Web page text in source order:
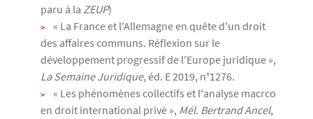
paru à la ZEUP)
« La France et l'Allemagne en quête d'un droit
des affaires communs. Réflexion sur le
développement progressif de l'Europe juridique »,
La Semaine Juridique, éd. E 2019, n°1276.
« Les phénomènes collectifs et l'analyse macrco
en droit international privé », Mél. Bertrand Ancel,